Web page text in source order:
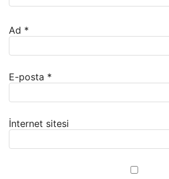
Ad *
E-posta *
İnternet sitesi